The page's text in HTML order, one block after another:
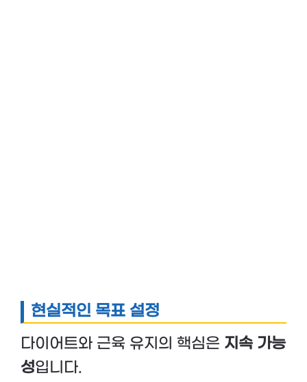
현실적인 목표 설정
다이어트와 근육 유지의 핵심은 지속 가능
성입니다.